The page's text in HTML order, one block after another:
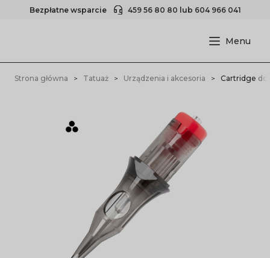
Bezpłatne wsparcie 459 56 80 80 lub 604 966 041
Strona główna Tatuaż Urządzenia i akcesoria Cartridge do